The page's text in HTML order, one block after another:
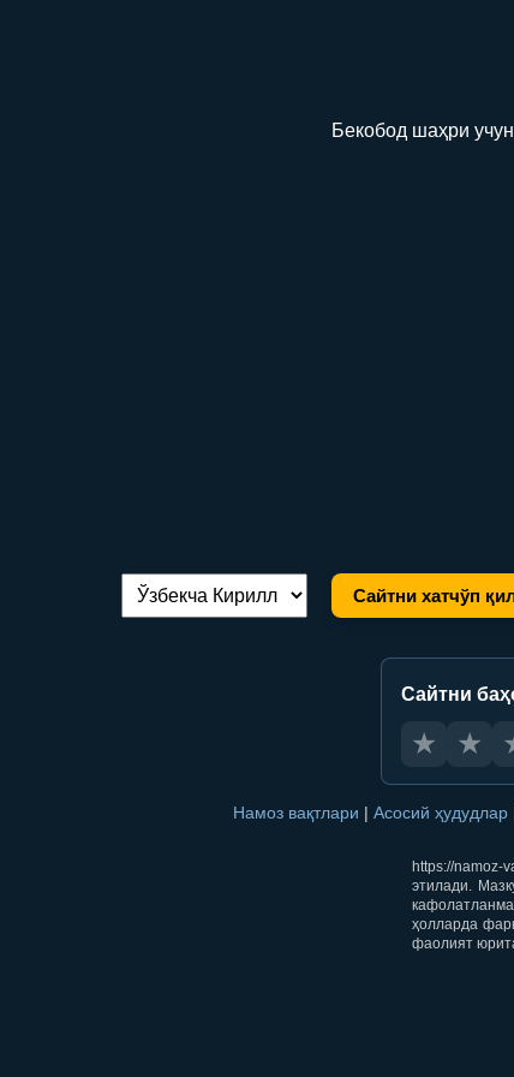
Бекобод шаҳри
Тилни алмаштириш: Сайтни хатчўп
Сайтни
★ ★
Намоз вақтлари | Асосий ҳудудлар
https://namoz-
этилади.
ҳолларда
фаолият